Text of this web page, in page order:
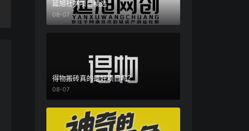
延旭社群项目精选
08-07
得物搬砖真的是好项目吗？
08-07